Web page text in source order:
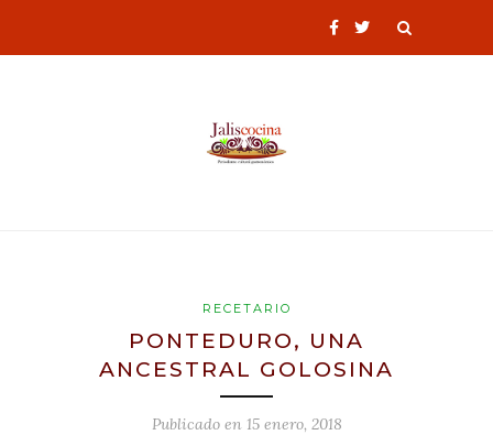
RECETARIO
PONTEDURO, UNA
ANCESTRAL GOLOSINA
Publicado en 15 enero, 2018